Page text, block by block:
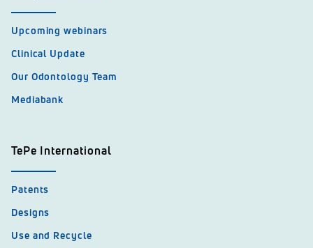
Upcoming webinars
Clinical Update
Our Odontology Team
Mediabank
TePe International
Patents
Designs
Use and Recycle